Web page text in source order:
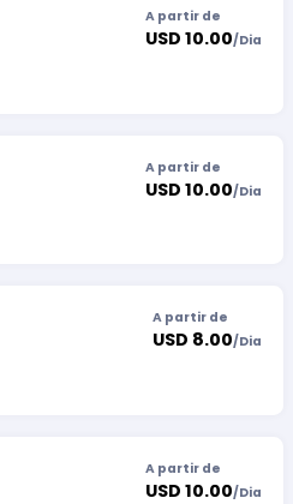
A partir de
USD 10.00/Dia
A partir de
USD 10.00/Dia
A partir de
USD 8.00/Dia
A partir de
USD 10.00/Dia